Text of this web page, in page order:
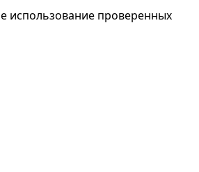
использование проверенных